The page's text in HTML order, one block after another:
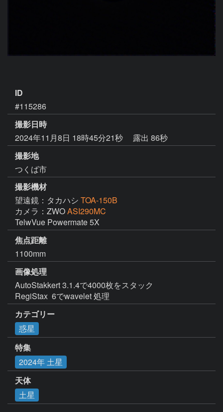
ID
#115286
撮影日時
2024年11月8日 18時45分21秒
露出 86秒
撮影地
つくば市
撮影機材
望遠鏡：タカハシ TOA-150B
カメラ：ZWOASI290MC
TelwVue Powermate 5X
焦点距離
1100mm
画像処理
AutoStakkert 3.1.4で4000枚をスタック
RegiStax  6でwavelet 処理
カテゴリー
惑星
特集
2024年 土星
天体
土星